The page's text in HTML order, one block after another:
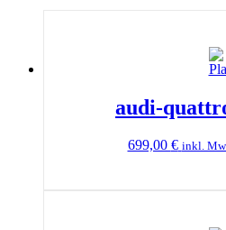
audi-
699,00 € inkl.